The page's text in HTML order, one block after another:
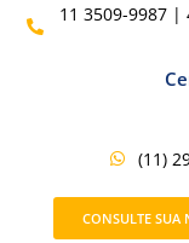
11 3509-9987 |
(11)
CONSULTE SUA